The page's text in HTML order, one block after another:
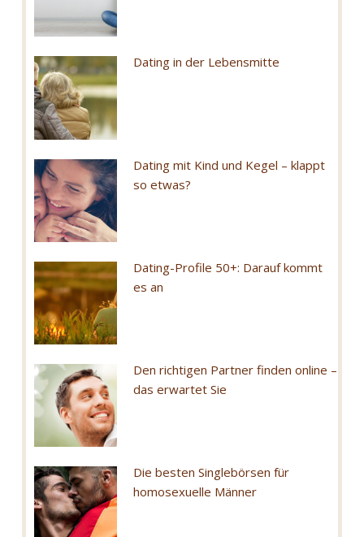
Dating in der Lebensmitte
Dating mit Kind und Kegel – klappt
so etwas?
Dating-Profile 50+: Darauf kommt
es an
Den richtigen Partner finden online –
das erwartet Sie
Die besten Singlebörsen für
homosexuelle Männer